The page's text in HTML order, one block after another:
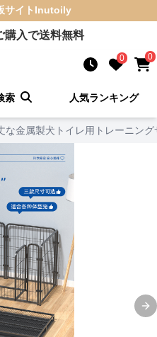
サイト Inutoily
購入で送料無料
0 0
索 人気ランキング
な金属製犬トイレ用トレーニン